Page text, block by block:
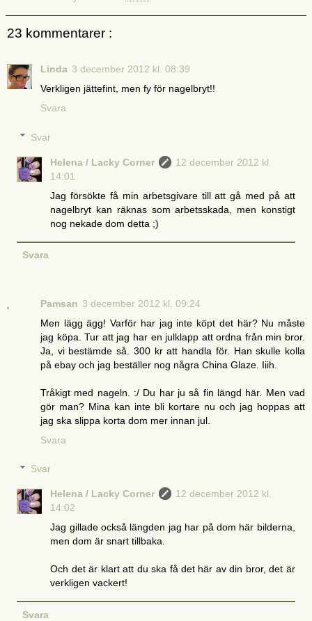
23 kommentarer :
Linda 3 december 2012 kl. 08:39
Verkligen jättefint, men fy för nagelbryt!!
Svara
Svar
Helena / Lacky Corner
12 december 2012 kl.
14:01
Jag försökte få min arbetsgivare till att gå med på att
nagelbryt kan räknas som arbetsskada, men konstigt
nog nekade dom detta ;)
Svara
Pamsan 3 december 2012 kl. 09:24
Men lägg ägg! Varför har jag inte köpt det här? Nu måste
jag köpa. Tur att jag har en julklapp att ordna från min bror.
Ja, vi bestämde så. 300 kr att handla för. Han skulle kolla
på ebay och jag beställer nog några China Glaze. Iiih.
Tråkigt med nageln. :/ Du har ju så fin längd här. Men vad
gör man? Mina kan inte bli kortare nu och jag hoppas att
jag ska slippa korta dom mer innan jul.
Svara
Svar
Helena / Lacky Corner
12 december 2012 kl.
14:02
Jag gillade också längden jag har på dom här bilderna,
men dom är snart tillbaka.
Och det är klart att du ska få det här av din bror, det är
verkligen vackert!
Svara